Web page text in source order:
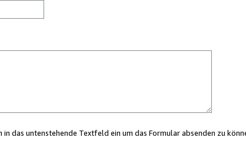
das untenstehende Textfeld ein um das Formular absenden zu